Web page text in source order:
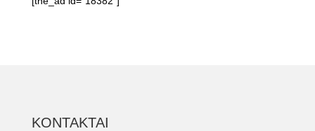
KONTAKTAI